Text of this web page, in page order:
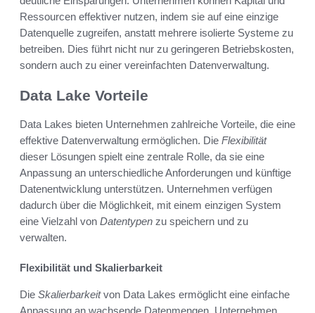
Ressourcen effektiver nutzen, indem sie auf eine einzige
Datenquelle zugreifen, anstatt mehrere isolierte Systeme zu
betreiben. Dies führt nicht nur zu geringeren Betriebskosten,
sondern auch zu einer vereinfachten Datenverwaltung.
Data Lake Vorteile
Data Lakes bieten Unternehmen zahlreiche Vorteile, die eine
effektive Datenverwaltung ermöglichen. Die Flexibilität
dieser Lösungen spielt eine zentrale Rolle, da sie eine
Anpassung an unterschiedliche Anforderungen und künftige
Datenentwicklung unterstützen. Unternehmen verfügen
dadurch über die Möglichkeit, mit einem einzigen System
eine Vielzahl von Datentypen zu speichern und zu
verwalten.
Flexibilität und Skalierbarkeit
Die Skalierbarkeitvon Data Lakes ermöglicht eine einfache
Anpassung an wachsende Datenmengen. Unternehmen